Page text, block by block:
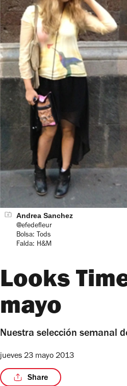
Andrea Sanchez
@efedefleur
Bolsa: Tods
Falda: H&M
Looks
mayo
Nuestra selección semanal
jueves 23 mayo 2013
Share